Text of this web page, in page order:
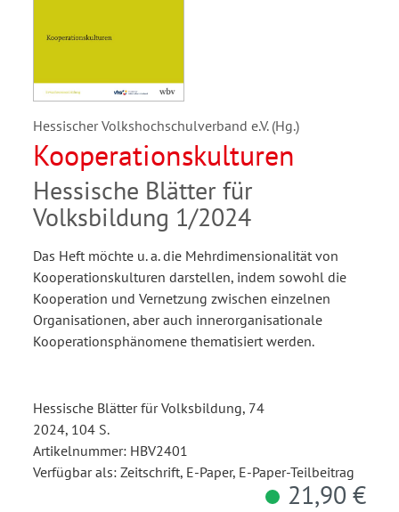
Hessischer Volkshochschulverband e.V. (Hg.)
Kooperationskulturen
Hessische Blätter für
Volksbildung 1/2024
Das Heft möchte u. a. die Mehrdimensionalität von
Kooperationskulturen darstellen, indem sowohl die
Kooperation und Vernetzung zwischen einzelnen
Organisationen, aber auch innerorganisationale
Kooperationsphänomene thematisiert werden.
Hessische Blätter für Volksbildung, 74
2024, 104 S.
Artikelnummer: HBV2401
Verfügbar als: Zeitschrift, E-Paper, E-Paper-Teilbeitrag
21,90 €